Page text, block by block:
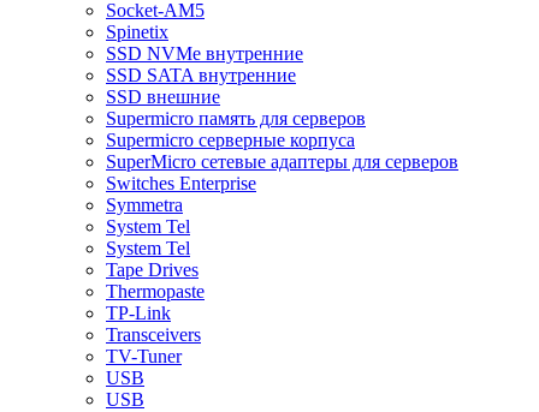
Socket-AM5
Spinetix
SSD NVMe внутренние
SSD SATA внутренние
SSD внешние
Supermicro память для серверов
Supermicro серверные корпуса
SuperMicro сетевые адаптеры для серверов
Switches Enterprise
Symmetra
System Tel
System Tel
Tape Drives
Thermopaste
TP-Link
Transceivers
TV-Tuner
USB
USB